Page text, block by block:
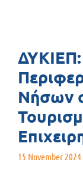
Νήσων
15 November 2024